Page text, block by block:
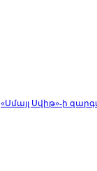
«Սմայլ Սվիթ»-ի